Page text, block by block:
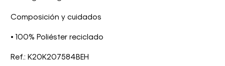
Composición y cuidados
• 100% Poliéster reciclado
Ref.: K20K207584BEH